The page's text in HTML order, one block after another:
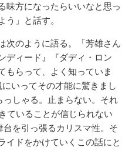
味方になったらいいなと思っ
」と話す。
次のように語る。「芳雄さん
ディード』『ダディ・ロン
もらって、よく知っていま
いってその才能に驚きまし
しゃる。止まらない。それ
ていることが信じられない
を引っ張るカリスマ性。そ
イドをかけていくこの話にと